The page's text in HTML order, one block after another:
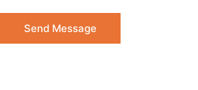
Send Message